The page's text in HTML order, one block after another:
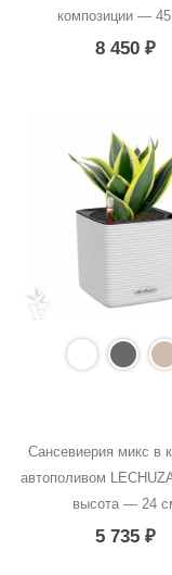
композиции —
8 450 ₽
Сансевиерия микс в
автополивом
высота — 24
5 735 ₽